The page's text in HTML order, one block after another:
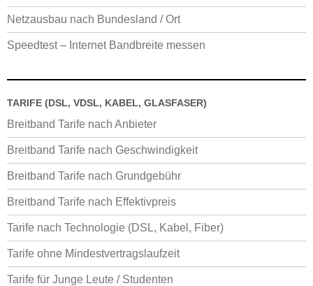
Netzausbau nach Bundesland / Ort
Speedtest – Internet Bandbreite messen
TARIFE (DSL, VDSL, KABEL, GLASFASER)
Breitband Tarife nach Anbieter
Breitband Tarife nach Geschwindigkeit
Breitband Tarife nach Grundgebühr
Breitband Tarife nach Effektivpreis
Tarife nach Technologie (DSL, Kabel, Fiber)
Tarife ohne Mindestvertragslaufzeit
Tarife für Junge Leute / Studenten